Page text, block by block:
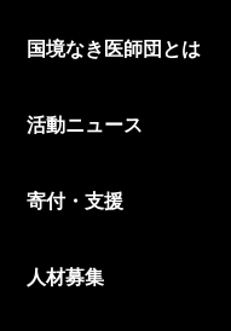
国境なき医師団とは
活動ニュース
寄付・支援
人材募集